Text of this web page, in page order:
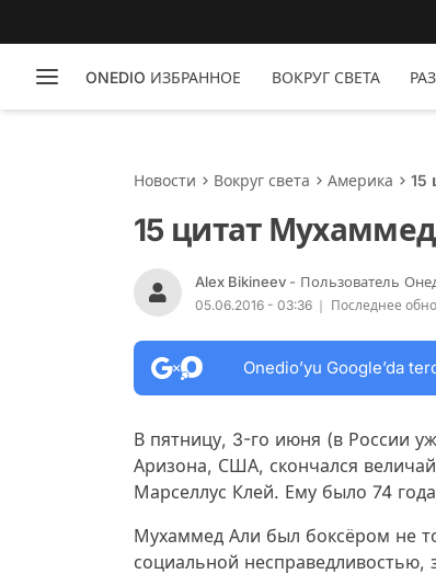
ONEDIO ИЗБРАННОЕ ВОКРУГ СВЕТА
Новости Вокруг света Америка 15
15 цитат
Alex Bikineev - Пользователь
05.06.2016 - 03:36 Последнее
Onedio’yu Google’da
В пятницу, 3-го июня (в России
Аризона, США, скончался
Марселлус Клей. Ему было 74
Мухаммед Али был боксёром не
социальной несправедливостью,